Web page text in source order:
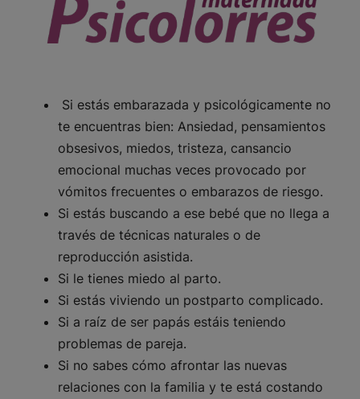
Si estás embarazada y psicológicamente no
te encuentras bien: Ansiedad, pensamientos
obsesivos, miedos, tristeza, cansancio
emocional muchas veces provocado por
vómitos frecuentes o embarazos de riesgo.
Si estás buscando a ese bebé que no llega a
través de técnicas naturales o de
reproducción asistida.
Si le tienes miedo al parto.
Si estás viviendo un postparto complicado.
Si a raíz de ser papás estáis teniendo
problemas de pareja.
Si no sabes cómo afrontar las nuevas
relaciones con la familia y te está costando